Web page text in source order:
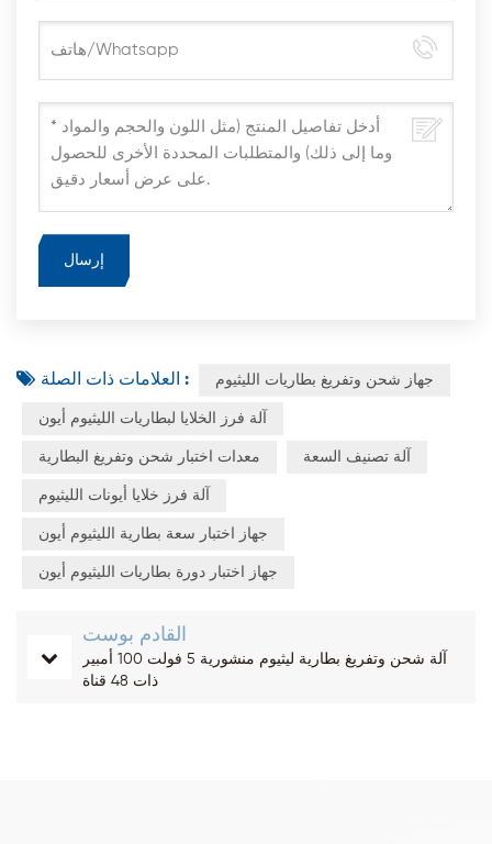
العلامات ذات الصلة : جهاز شحن وتفريغ بطاريات الليثيوم
آلة فرز الخلايا لبطاريات الليثيوم أيون
معدات اختبار شحن وتفريغ البطارية آلة تصنيف السعة
آلة فرز خلايا أيونات الليثيوم
جهاز اختبار سعة بطارية الليثيوم أيون
جهاز اختبار دورة بطاريات الليثيوم أيون
القادم بوست
آلة شحن وتفريغ بطارية ليثيوم منشورية 5 فولت 100 أمبير
ذات 48 قناة